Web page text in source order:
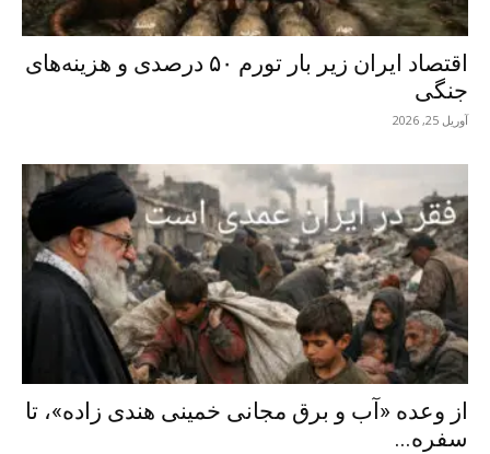
اقتصاد ایران زیر بار تورم ۵۰ درصدی و هزینه‌های
جنگی
آوریل 25, 2026
از وعده «آب و برق مجانی خمینی هندی زاده»، تا
سفره...